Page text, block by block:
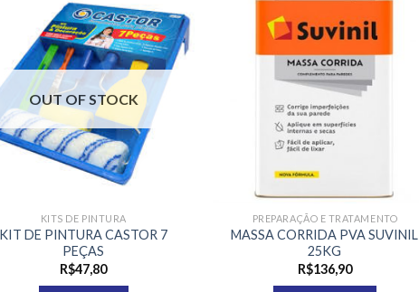
OUT OF STOCK
KITS DE PINTURA
KIT DE PINTURA CASTOR 7
PEÇAS
R$47,80
PREPARAÇÃO E TRATAMENTO
MASSA CORRIDA PVA SUVINIL
25KG
R$136,90